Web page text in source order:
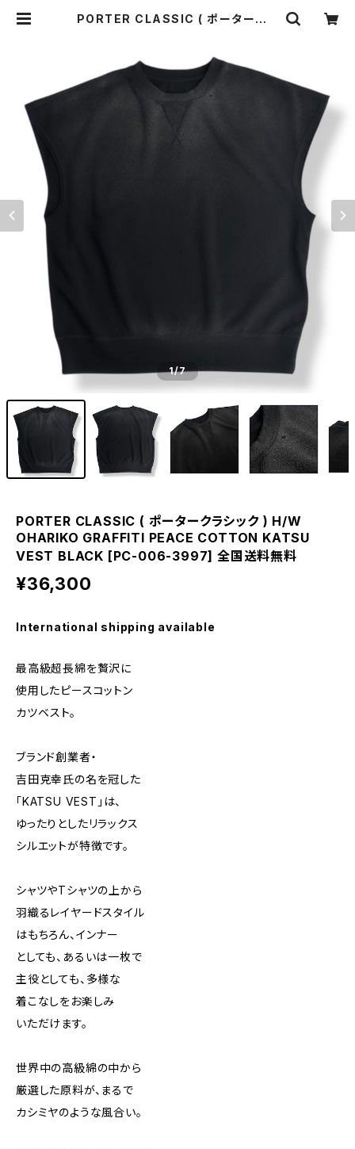
PORTER CLASSIC ( ポータークラ
BLACK [PC-006-3997] 全国送
料無料 | o-mureys & mado
1/7
PORTER CLASSIC ( ポータークラシック ) H/W
OHARIKO GRAFFITI PEACE COTTON KATSU
VEST BLACK [PC-006-3997] 全国送料無料
¥36,300
International shipping available
最高級超長綿を贅沢に
使用したピースコットン
カツベスト。
ブランド創業者・
吉田克幸氏の名を冠した
「KATSU VEST」は、
ゆったりとしたリラックス
シルエットが特徴です。
シャツやTシャツの上から
羽織るレイヤードスタイル
はもちろん、インナー
としても、あるいは一枚で
主役としても、多様な
着こなしをお楽しみ
いただけます。
世界中の高級綿の中から
厳選した原料が、まるで
カシミヤのような風合い。